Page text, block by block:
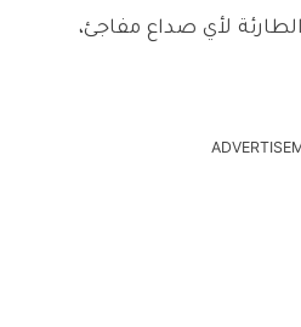
لأي صداع مفاجئ،